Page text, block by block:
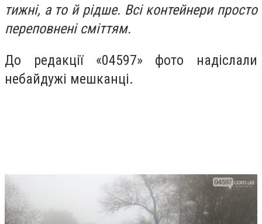
тижні, а то й рідше. Всі контейнери просто
переповнені сміттям.
До редакції «04597» фото надіслали
небайдужі мешканці.